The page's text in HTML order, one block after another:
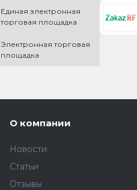
Единая электронная
торговая площадка
Электронная торговая
площадка
О компании
Новости
Статьи
Отзывы